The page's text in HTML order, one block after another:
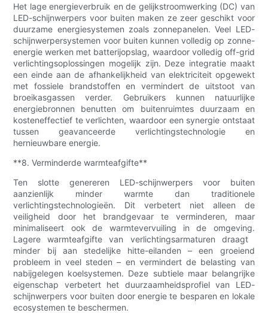
Het lage energieverbruik en de gelijkstroomwerking (DC) van
LED-schijnwerpers voor buiten maken ze zeer geschikt voor
duurzame energiesystemen zoals zonnepanelen. Veel LED-
schijnwerpersystemen voor buiten kunnen volledig op zonne-
energie werken met batterijopslag, waardoor volledig off-grid
verlichtingsoplossingen mogelijk zijn. Deze integratie maakt
een einde aan de afhankelijkheid van elektriciteit opgewekt
met fossiele brandstoffen en vermindert de uitstoot van
broeikasgassen verder. Gebruikers kunnen natuurlijke
energiebronnen benutten om buitenruimtes duurzaam en
kosteneffectief te verlichten, waardoor een synergie ontstaat
tussen geavanceerde verlichtingstechnologie en
hernieuwbare energie.
**8. Verminderde warmteafgifte**
Ten slotte genereren LED-schijnwerpers voor buiten
aanzienlijk minder warmte dan traditionele
verlichtingstechnologieën. Dit verbetert niet alleen de
veiligheid door het brandgevaar te verminderen, maar
minimaliseert ook de warmtevervuiling in de omgeving.
Lagere warmteafgifte van verlichtingsarmaturen draagt ​​
minder bij aan stedelijke hitte-eilanden – een groeiend
probleem in veel steden – en vermindert de belasting van
nabijgelegen koelsystemen. Deze subtiele maar belangrijke
eigenschap verbetert het duurzaamheidsprofiel van LED-
schijnwerpers voor buiten door energie te besparen en lokale
ecosystemen te beschermen.